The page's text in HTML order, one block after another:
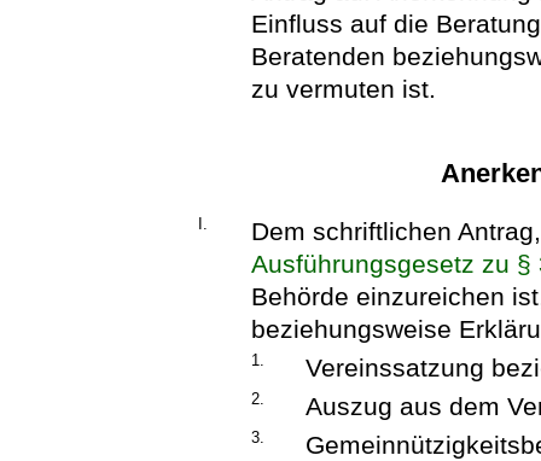
Einfluss auf die
Beratenden
zu vermuten ist.
I.
Dem schriftlichen
Ausführungsgesetz zu
Behörde einzureichen
beziehungsweise
1. Vereinssatzung
2. Auszug aus dem
3.